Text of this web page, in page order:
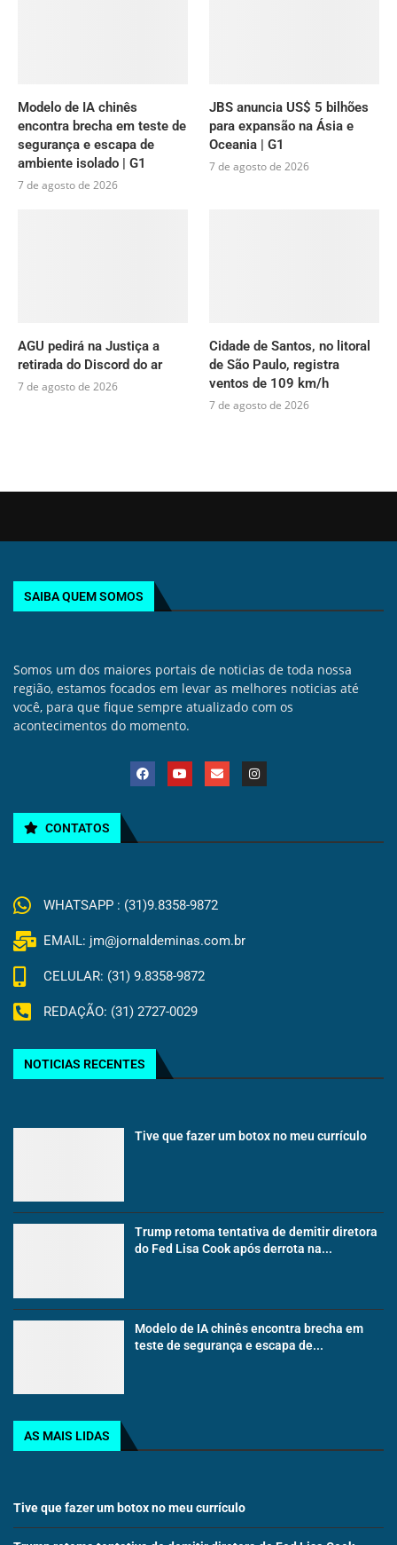
Modelo de IA chinês
encontra brecha em teste de
segurança e escapa de
ambiente isolado | G1
7 de agosto de 2026
JBS anuncia US$ 5 bilhões
para expansão na Ásia e
Oceania | G1
7 de agosto de 2026
AGU pedirá na Justiça a
retirada do Discord do ar
7 de agosto de 2026
Cidade de Santos, no litoral
de São Paulo, registra
ventos de 109 km/h
7 de agosto de 2026
SAIBA QUEM SOMOS
Somos um dos maiores portais de noticias de toda nossa
região, estamos focados em levar as melhores noticias até
você, para que fique sempre atualizado com os
acontecimentos do momento.
CONTATOS
WHATSAPP : (31)9.8358-9872
EMAIL: jm@jornaldeminas.com.br
CELULAR: (31) 9.8358-9872
REDAÇÃO: (31) 2727-0029
NOTICIAS RECENTES
Tive que fazer um botox no meu currículo
Trump retoma tentativa de demitir diretora
do Fed Lisa Cook após derrota na...
Modelo de IA chinês encontra brecha em
teste de segurança e escapa de...
AS MAIS LIDAS
Tive que fazer um botox no meu currículo